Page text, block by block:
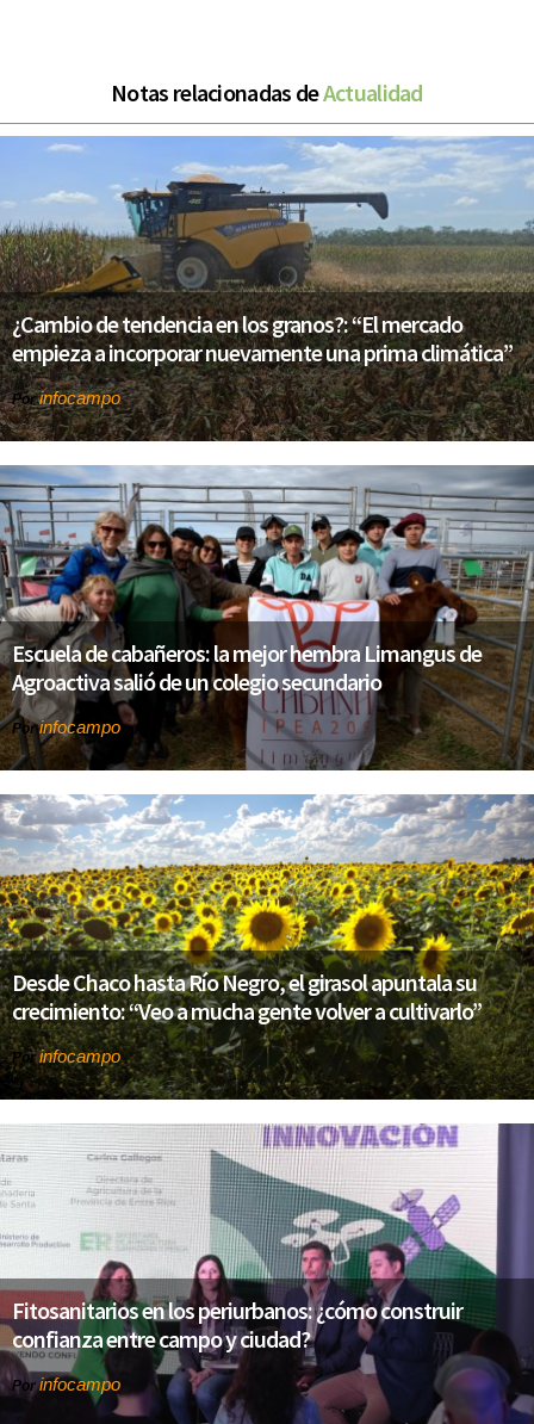
Notas relacionadas deActualidad
¿Cambio de tendencia en los granos?: “El mercado
empieza a incorporar nuevamente una prima climática”
Porinfocampo
Escuela de cabañeros: la mejor hembra Limangus de
Agroactiva salió de un colegio secundario
Porinfocampo
Desde Chaco hasta Río Negro, el girasol apuntala su
crecimiento: “Veo a mucha gente volver a cultivarlo”
Porinfocampo
Fitosanitarios en los periurbanos: ¿cómo construir
confianza entre campo y ciudad?
Porinfocampo